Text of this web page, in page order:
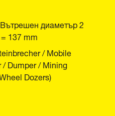
диаметър 2
137 mm
/ Mobile
Dumper / Mining
Dozers)